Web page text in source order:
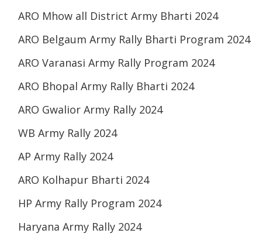
ARO Mhow all District Army Bharti 2024
ARO Belgaum Army Rally Bharti Program 2024
ARO Varanasi Army Rally Program 2024
ARO Bhopal Army Rally Bharti 2024
ARO Gwalior Army Rally 2024
WB Army Rally 2024
AP Army Rally 2024
ARO Kolhapur Bharti 2024
HP Army Rally Program 2024
Haryana Army Rally 2024